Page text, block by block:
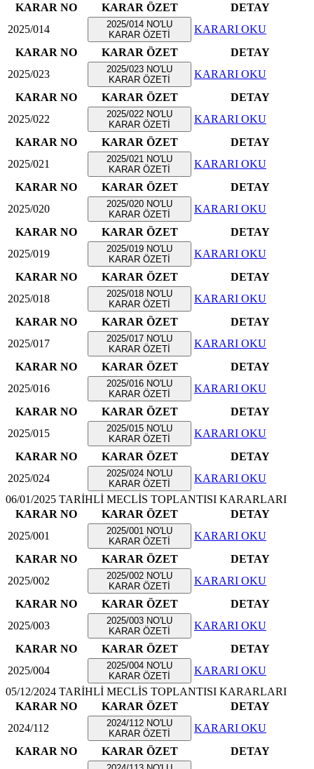
KARAR NO
KARAR ÖZET
DETAY
2025/014
2025/014 NO'LU
KARAR ÖZETİ
KARARI OKU
KARAR NO
KARAR ÖZET
DETAY
2025/023
2025/023 NO'LU
KARAR ÖZETİ
KARARI OKU
KARAR NO
KARAR ÖZET
DETAY
2025/022
2025/022 NO'LU
KARAR ÖZETİ
KARARI OKU
KARAR NO
KARAR ÖZET
DETAY
2025/021
2025/021 NO'LU
KARAR ÖZETİ
KARARI OKU
KARAR NO
KARAR ÖZET
DETAY
2025/020
2025/020 NO'LU
KARAR ÖZETİ
KARARI OKU
KARAR NO
KARAR ÖZET
DETAY
2025/019
2025/019 NO'LU
KARAR ÖZETİ
KARARI OKU
KARAR NO
KARAR ÖZET
DETAY
2025/018
2025/018 NO'LU
KARAR ÖZETİ
KARARI OKU
KARAR NO
KARAR ÖZET
DETAY
2025/017
2025/017 NO'LU
KARAR ÖZETİ
KARARI OKU
KARAR NO
KARAR ÖZET
DETAY
2025/016
2025/016 NO'LU
KARAR ÖZETİ
KARARI OKU
KARAR NO
KARAR ÖZET
DETAY
2025/015
2025/015 NO'LU
KARAR ÖZETİ
KARARI OKU
KARAR NO
KARAR ÖZET
DETAY
2025/024
2025/024 NO'LU
KARAR ÖZETİ
KARARI OKU
06/01/2025 TARİHLİ MECLİS TOPLANTISI KARARLARI
KARAR NO
KARAR ÖZET
DETAY
2025/001
2025/001 NO'LU
KARAR ÖZETİ
KARARI OKU
KARAR NO
KARAR ÖZET
DETAY
2025/002
2025/002 NO'LU
KARAR ÖZETİ
KARARI OKU
KARAR NO
KARAR ÖZET
DETAY
2025/003
2025/003 NO'LU
KARAR ÖZETİ
KARARI OKU
KARAR NO
KARAR ÖZET
DETAY
2025/004
2025/004 NO'LU
KARAR ÖZETİ
KARARI OKU
05/12/2024 TARİHLİ MECLİS TOPLANTISI KARARLARI
KARAR NO
KARAR ÖZET
DETAY
2024/112
2024/112 NO'LU
KARAR ÖZETİ
KARARI OKU
KARAR NO
KARAR ÖZET
DETAY